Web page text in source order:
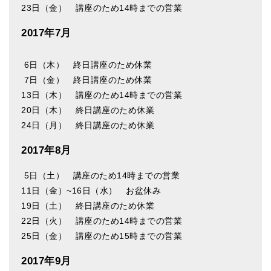
23日（金） 講座のため14時までの営業
2017年7月
6日（木） 終日講座のため休業
7日（金） 終日講座のため休業
13日（木） 講座のため14時までの営業
20日（木） 終日講座のため休業
24日（月） 終日講座のため休業
2017年8月
5日（土） 講座のため14時までの営業
11日（金）~16日（水） お盆休み
19日（土） 終日講座のため休業
22日（火） 講座のため14時までの営業
25日（金） 講座のため15時までの営業
2017年9月